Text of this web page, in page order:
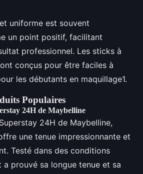
uniforme est souvent
un point positif, facilitant
professionnel. Les sticks à
conçus pour être faciles à
les débutants en maquillage1.
Populaires
24H de Maybelline
24H de Maybelline,
une tenue impressionnante et
Testé dans des conditions
prouvé sa longue tenue et sa